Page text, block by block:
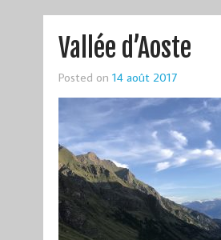
Vallée d’Aoste
Posted on 14 août 2017